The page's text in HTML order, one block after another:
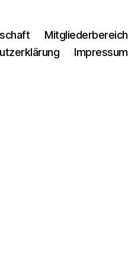
Mitgliederbereich
Impressum